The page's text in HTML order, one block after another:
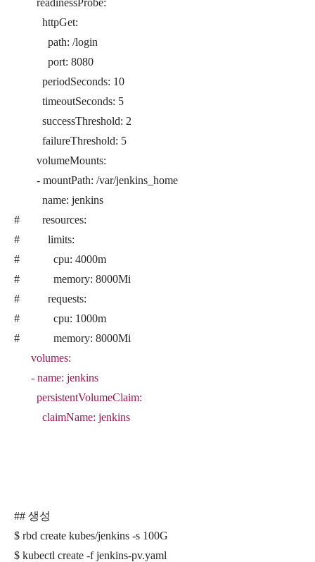
readinessProbe:
httpGet:
path: /login
port: 8080
periodSeconds: 10
timeoutSeconds: 5
successThreshold: 2
failureThreshold: 5
volumeMounts:
- mountPath: /var/jenkins_home
name: jenkins
# resources:
# limits:
# cpu: 4000m
# memory: 8000Mi
# requests:
# cpu: 1000m
# memory: 8000Mi
volumes:
- name: jenkins
persistentVolumeClaim:
claimName: jenkins
## 생성
$ rbd create kubes/jenkins -s 100G
$ kubectl create -f jenkins-pv.yaml